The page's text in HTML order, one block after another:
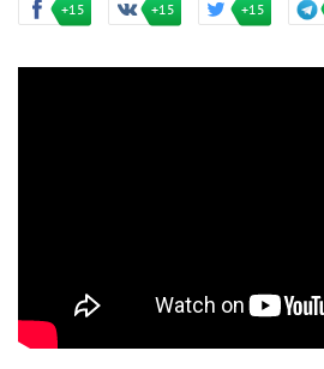
+15 +15 +15